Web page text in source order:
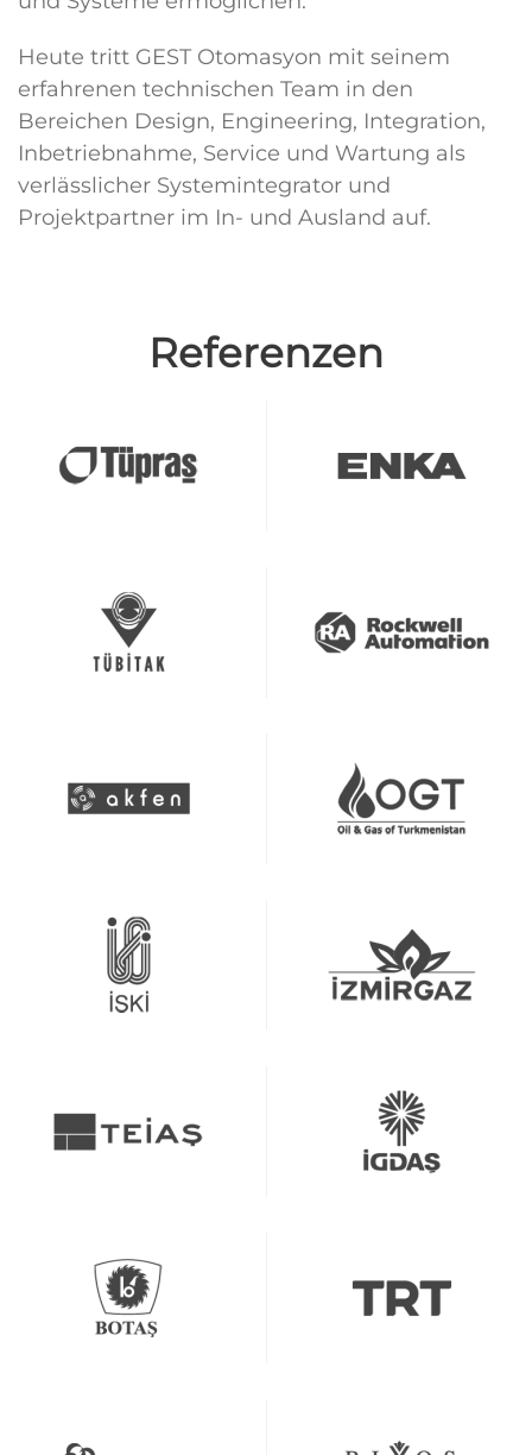
Heute tritt GEST Otomasyon mit seinem
erfahrenen technischen Team in den
Bereichen Design, Engineering, Integration,
Inbetriebnahme, Service und Wartung als
verlässlicher Systemintegrator und
Projektpartner im In- und Ausland auf.
Referenzen